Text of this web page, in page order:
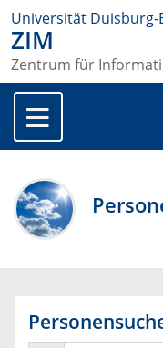
Universität Duisburg-
ZIM
Zentrum für